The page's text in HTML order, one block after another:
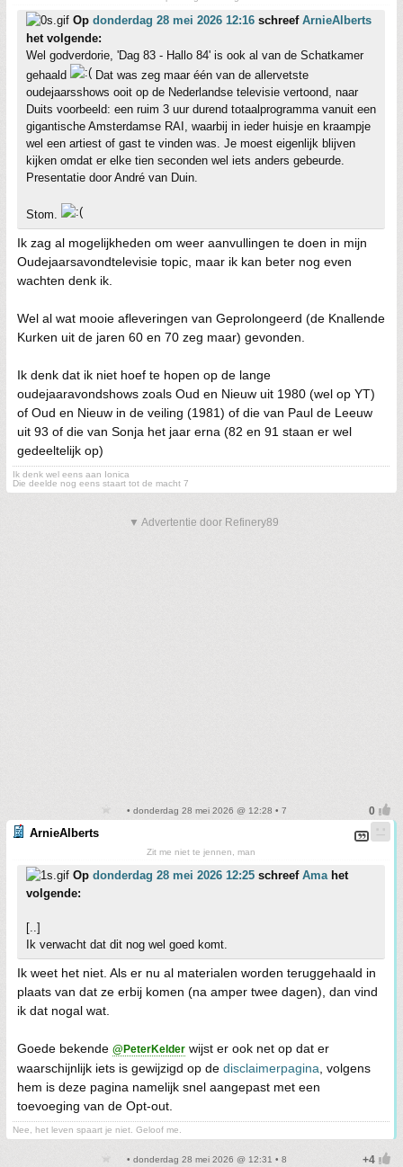
Op donderdag 28 mei 2026 12:16 schreef ArnieAlberts
het volgende:
Wel godverdorie, 'Dag 83 - Hallo 84' is ook al van de Schatkamer
gehaald
Dat was zeg maar één van de allervetste
oudejaarsshows ooit op de Nederlandse televisie vertoond, naar
Duits voorbeeld: een ruim 3 uur durend totaalprogramma vanuit een
gigantische Amsterdamse RAI, waarbij in ieder huisje en kraampje
wel een artiest of gast te vinden was. Je moest eigenlijk blijven
kijken omdat er elke tien seconden wel iets anders gebeurde.
Presentatie door André van Duin.
Stom.
Ik zag al mogelijkheden om weer aanvullingen te doen in mijn
Oudejaarsavondtelevisie topic, maar ik kan beter nog even
wachten denk ik.
Wel al wat mooie afleveringen van Geprolongeerd (de Knallende
Kurken uit de jaren 60 en 70 zeg maar) gevonden.
Ik denk dat ik niet hoef te hopen op de lange
oudejaaravondshows zoals Oud en Nieuw uit 1980 (wel op YT)
of Oud en Nieuw in de veiling (1981) of die van Paul de Leeuw
uit 93 of die van Sonja het jaar erna (82 en 91 staan er wel
gedeeltelijk op)
Ik denk wel eens aan Ionica
Die deelde nog eens staart tot de macht 7
▼ Advertentie door Refinery89
• donderdag 28 mei 2026 @ 12:28 • 7
ArnieAlberts
Zit me niet te jennen, man
Op donderdag 28 mei 2026 12:25 schreef Amahet
volgende:
[..]
Ik verwacht dat dit nog wel goed komt.
Ik weet het niet. Als er nu al materialen worden teruggehaald in
plaats van dat ze erbij komen (na amper twee dagen), dan vind
ik dat nogal wat.
Goede bekende @PeterKelder wijst er ook net op dat er
waarschijnlijk iets is gewijzigd op de disclaimerpagina , volgens
hem is deze pagina namelijk snel aangepast met een
toevoeging van de Opt-out.
Nee, het leven spaart je niet. Geloof me.
• donderdag 28 mei 2026 @ 12:31 • 8